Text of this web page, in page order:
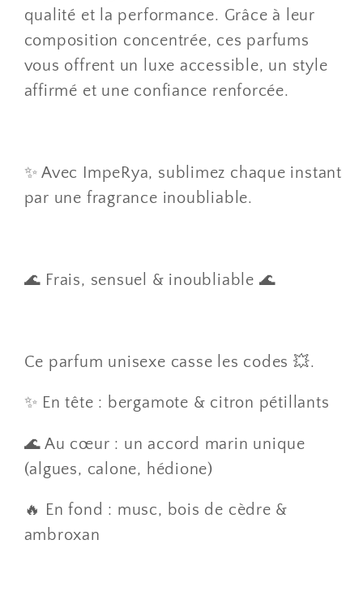
qualité et la performance. Grâce à leur
composition concentrée, ces parfums
vous offrent un luxe accessible, un style
affirmé et une confiance renforcée.
✨ Avec ImpeRya, sublimez chaque instant
par une fragrance inoubliable.
🌊 Frais, sensuel & inoubliable 🌊
Ce parfum unisexe casse les codes 💥.
✨ En tête : bergamote & citron pétillants
🌊 Au cœur : un accord marin unique
(algues, calone, hédione)
🔥 En fond : musc, bois de cèdre &
ambroxan